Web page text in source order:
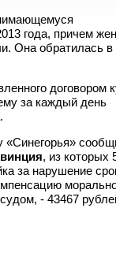
года, причем
Она обратилась
договором
за каждый день
«Синегорья»
, из которых
за нарушение
- 43467